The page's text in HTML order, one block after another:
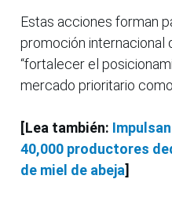
Estas acciones forman
promoción internacional
“fortalecer el
mercado prioritario como
[Lea también:
40,000 productores
de miel de abeja]